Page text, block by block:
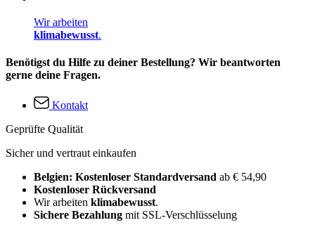
Wir arbeiten
klimabewusst.
Benötigst du Hilfe zu deiner Bestellung? Wir beantworten
gerne deine Fragen.
Kontakt
Geprüfte Qualität
Sicher und vertraut einkaufen
Belgien: Kostenloser Standardversand ab € 54,90
Kostenloser Rückversand
Wir arbeiten klimabewusst.
Sichere Bezahlung mit SSL-Verschlüsselung